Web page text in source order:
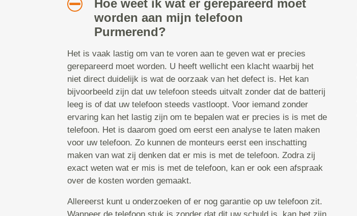
Hoe weet ik wat er gerepareerd moet
worden aan mijn telefoon
Purmerend?
Het is vaak lastig om van te voren aan te geven wat er precies
gerepareerd moet worden. U heeft wellicht een klacht waarbij het
niet direct duidelijk is wat de oorzaak van het defect is. Het kan
bijvoorbeeld zijn dat uw telefoon steeds uitvalt zonder dat de batterij
leeg is of dat uw telefoon steeds vastloopt. Voor iemand zonder
ervaring kan het lastig zijn om te bepalen wat er precies is is met de
telefoon. Het is daarom goed om eerst een analyse te laten maken
voor uw telefoon. Zo kunnen de monteurs eerst een inschatting
maken van wat zij denken dat er mis is met de telefoon. Zodra zij
exact weten wat er mis is met de telefoon, kan er ook een afspraak
over de kosten worden gemaakt.
Allereerst kunt u onderzoeken of er nog garantie op uw telefoon zit.